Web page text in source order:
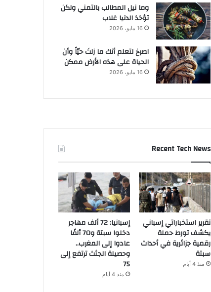
وما نيل المطالب بالتمني ولكن
تؤخذ الدنيا غلاب
16 مايو، 2026
‫اصرخ لتعلم أنك ما زلتَ حيّاً وأن
الحياة على هذه الأرض ممكن
16 مايو، 2026
Recent Tech News
تقرير استخباراتي إسباني
يكشف تورط حملة
رقمية جزائرية في أحداث
سبتة
منذ 4 أيام
إسبانيا: 72 ألف مهاجر
دخلوا سبتة و70 ألفًا
عادوا إلى المغرب..
وحصيلة الجثث ترتفع إلى
75
منذ 4 أيام